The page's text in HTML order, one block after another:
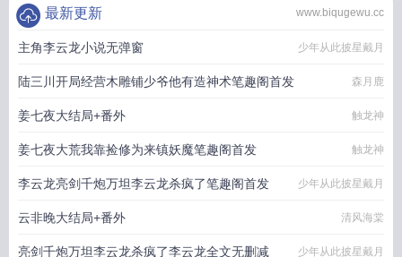
www.biqugewu.cc
最新更新
主角李云龙小说无弹窗 少年从此披星戴月
陆三川开局经营木雕铺少爷他有造神术笔趣阁首发 森月鹿
姜七夜大结局+番外 触龙神
姜七夜大荒我靠捡修为来镇妖魔笔趣阁首发 触龙神
李云龙亮剑千炮万坦李云龙杀疯了笔趣阁首发 少年从此披星戴月
云非晚大结局+番外 清风海棠
亮剑千炮万坦李云龙杀疯了李云龙全文无删减 少年从此披星戴月